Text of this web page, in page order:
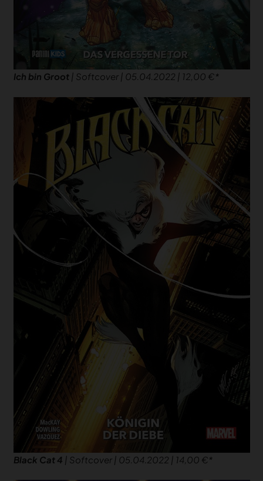
Ich bin Groot| Softcover | 05.04.2022 | 12,00 €
Black Cat 4 | Softcover | 05.04.2022 | 14,00 €